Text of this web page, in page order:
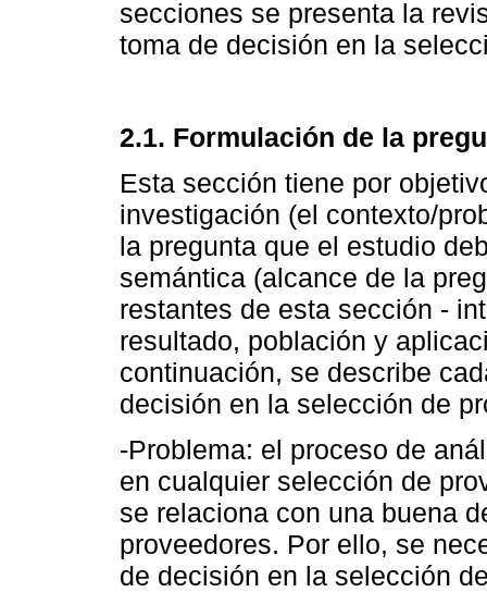
secciones se presenta la
toma de decisión en la
2.1. Formulación de la
Esta sección tiene por
investigación (el contexto/
la pregunta que el estudio
semántica (alcance de la
restantes de esta sección -
resultado, población y
continuación, se describe
decisión en la selección de
-Problema: el proceso de
en cualquier selección de
se relaciona con una buena
proveedores. Por ello, se
de decisión en la selección